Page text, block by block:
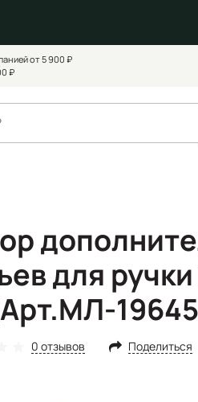
от 5 900 ₽
₽
для
0 отзывов Поделиться